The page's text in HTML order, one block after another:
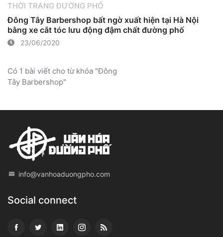
THỜI TRANG ĐƯỜNG PHỐ
Đông Tây Barbershop bất ngờ xuất hiện tại Hà Nội
bằng xe cắt tóc lưu động đậm chất đường phố
23/06/2020
Có 1 bài viết cho từ khóa "Đông
Tây Barbershop"
info@vanhoaduongpho.com
Social connect